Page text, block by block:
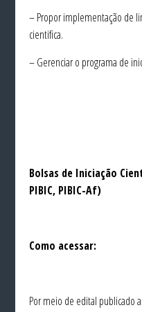
– Propor implementação de
cientifica.
– Gerenciar o programa de
Bolsas de Iniciação
PIBIC, PIBIC-Af)
Como acessar:
Por meio de edital publicado